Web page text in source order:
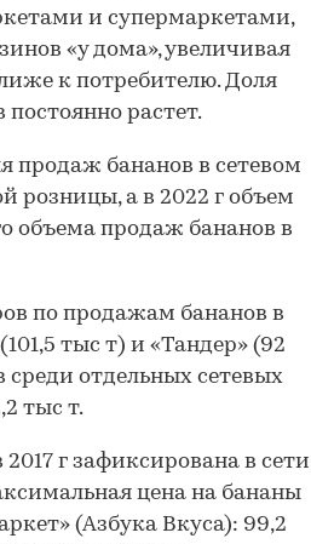
и супермаркетами,
«у дома», увеличивая
к потребителю. Доля
растет.
продаж бананов в сетевом
розницы, а в 2022 г объем
объема продаж бананов в
по продажам бананов в
тыс т) и «Тандер» (92
отдельных сетевых
тыс т.
г зафиксирована в сети
цена на бананы
(Азбука Вкуса): 99,2